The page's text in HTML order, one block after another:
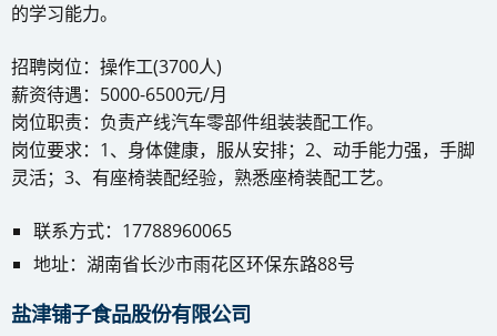
的学习能力。
招聘岗位：操作工(3700人)
薪资待遇：5000-6500元/月
岗位职责：负责产线汽车零部件组装装配工作。
岗位要求：1、身体健康，服从安排；2、动手能力强，手脚
灵活；3、有座椅装配经验，熟悉座椅装配工艺。
联系方式：17788960065
地址：湖南省长沙市雨花区环保东路88号
盐津铺子食品股份有限公司